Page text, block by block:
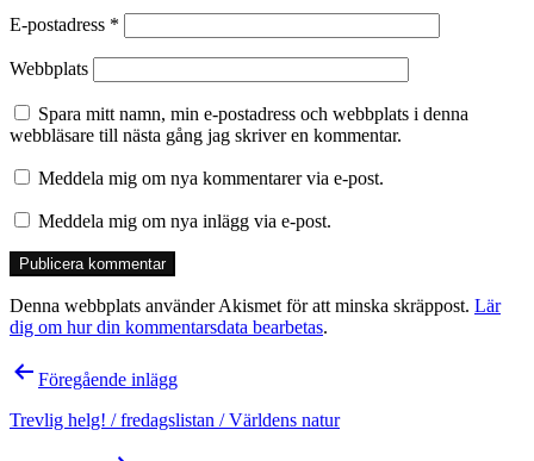
E-postadress *
Webbplats
Spara mitt namn, min e-postadress och webbplats i denna
webbläsare till nästa gång jag skriver en kommentar.
Meddela mig om nya kommentarer via e-post.
Meddela mig om nya inlägg via e-post.
Denna webbplats använder Akismet för att minska skräppost. Lär
dig om hur din kommentarsdata bearbetas.
Inläggsnavigering
Föregående inlägg
Trevlig helg! / fredagslistan / Världens natur